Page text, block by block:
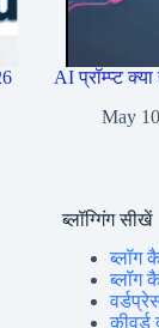
AI प्रॉम्प्ट
May
ब्लॉग्गिंग सीखें
ब्लॉग
ब्लॉग
कीवर्ड